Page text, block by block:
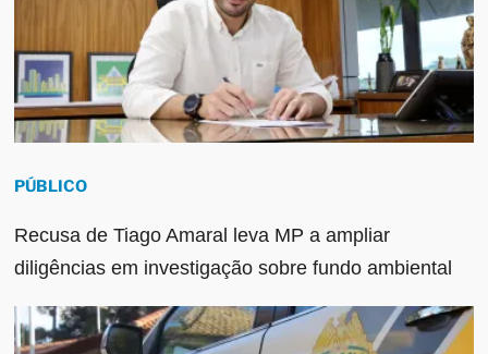
PÚBLICO
Recusa de Tiago Amaral leva MP a ampliar
diligências em investigação sobre fundo ambiental